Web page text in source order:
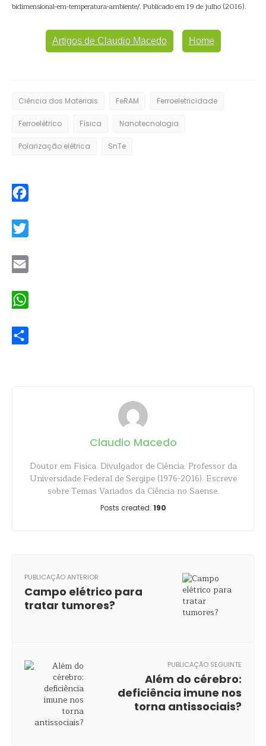
bidimensional-em-temperatura-ambiente/. Publicado em 19 de julho (2016).
Artigos de Claudio Macedo Home
Ciência dos Materiais FeRAM Ferroeletricidade
Ferroelétrico Física Nanotecnologia
Polarização elétrica SnTe
Claudio Macedo
Doutor em Física. Divulgador de Ciência. Professor da
Universidade Federal de Sergipe (1976-2016). Escreve
sobre Temas Variados da Ciência no Saense.
Posts created: 190
PUBLICAÇÃO ANTERIOR
Campo elétrico para
tratar tumores?
PUBLICAÇÃO SEGUINTE
Além do cérebro:
deficiência imune nos
torna antissociais?